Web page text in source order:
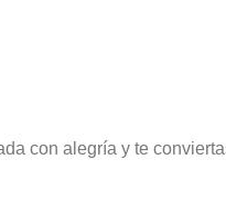
con alegría y te